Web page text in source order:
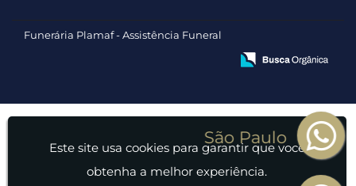
Funerária Plamaf - Assistência Funeral
Este site usa cookies para garantir que você
obtenha a melhor experiência.